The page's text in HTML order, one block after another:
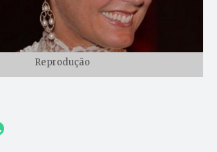
Reprodução